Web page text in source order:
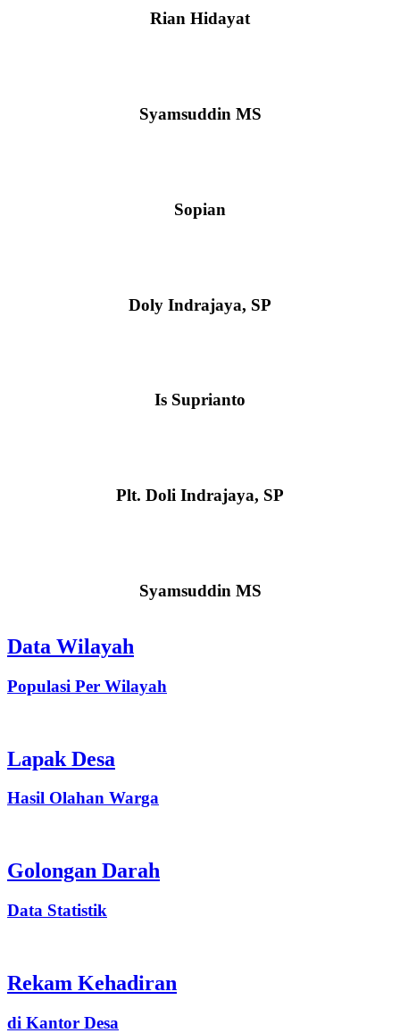
Rian Hidayat
Syamsuddin MS
Sopian
Doly Indrajaya, SP
Is Suprianto
Plt. Doli Indrajaya, SP
Syamsuddin MS
Data Wilayah
Populasi Per Wilayah
Lapak Desa
Hasil Olahan Warga
Golongan Darah
Data Statistik
Rekam Kehadiran
di Kantor Desa